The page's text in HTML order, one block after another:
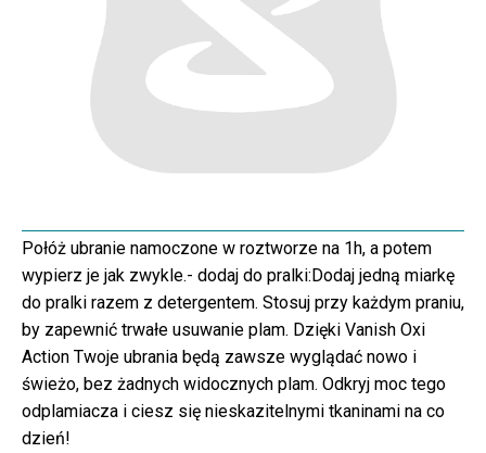
Połóż ubranie namoczone w roztworze na 1h, a potem
wypierz je jak zwykle.- dodaj do pralki:Dodaj jedną miarkę
do pralki razem z detergentem. Stosuj przy każdym praniu,
by zapewnić trwałe usuwanie plam. Dzięki Vanish Oxi
Action Twoje ubrania będą zawsze wyglądać nowo i
świeżo, bez żadnych widocznych plam. Odkryj moc tego
odplamiacza i ciesz się nieskazitelnymi tkaninami na co
dzień!